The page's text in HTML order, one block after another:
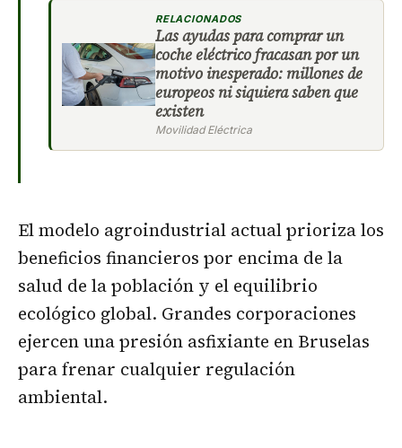
RELACIONADOS
Las ayudas para comprar un
coche eléctrico fracasan por un
motivo inesperado: millones de
europeos ni siquiera saben que
existen
Movilidad Eléctrica
El modelo agroindustrial actual prioriza los
beneficios financieros por encima de la
salud de la población y el equilibrio
ecológico global. Grandes corporaciones
ejercen una presión asfixiante en Bruselas
para frenar cualquier regulación
ambiental.